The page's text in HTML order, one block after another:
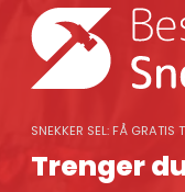
content
SNEKKER SEL: FÅ GRATIS
Trenger